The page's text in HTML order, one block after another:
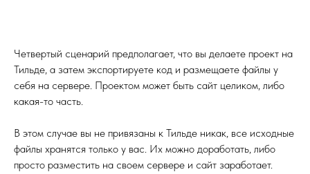
Четвертый сценарий предполагает, что вы делаете проект на
Тильде, а затем экспортируете код и размещаете файлы у
себя на сервере. Проектом может быть сайт целиком, либо
какая-то часть.
В этом случае вы не привязаны к Тильде никак, все исходные
файлы хранятся только у вас. Их можно доработать, либо
просто разместить на своем сервере и сайт заработает.